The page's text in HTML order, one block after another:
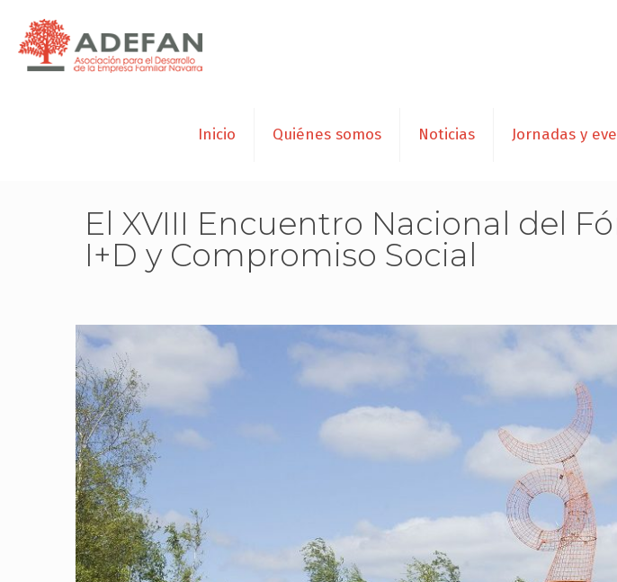
Inicio Quiénes somos Noticias Jornadas y
El XVIII Encuentro Nacional del
I+D y Compromiso Social